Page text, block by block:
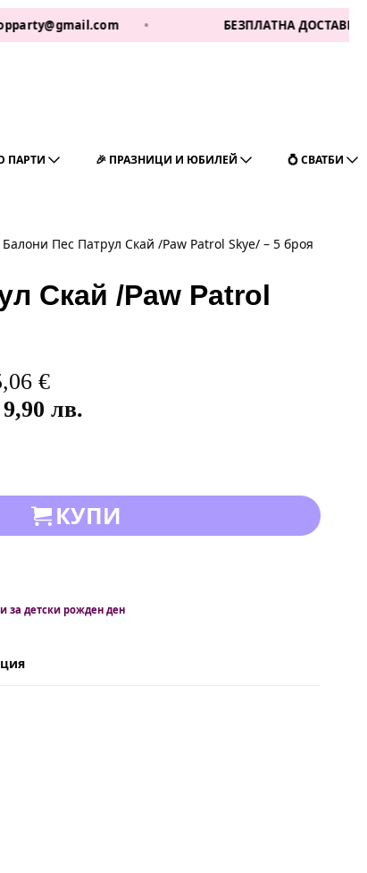
• БЕЗПЛАТНА ДОСТАВКА ЗА 1
ПАРТИ 🎉 ПРАЗНИЦИ И ЮБИЛЕЙ 💍 СВАТБИ
Балони Пес Патрул Скай /Paw Patrol Skye/ – 5 броя
Скай /Paw Patrol
€
лв.
КУПИ
за детски рожден ден